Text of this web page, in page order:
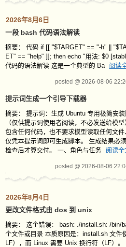
2026年8月6日
一段 bash 代码语法解读
摘要： 代码 if [[ "$TARGET" == "-h" ||
ET" == "help" ]]; then echo "用法: $0
代码的语法解读 这是一个典型的 Ba 阅读
posted @ 2026-08-06
提示词生成一个引导下载器
摘要： 提示词：生成 Ubuntu 专用极简安
（仅供提示词使用者阅读，不必发送给模
包含任何代码，也不要求模型读取任何文
仅凭本提示词即可生成脚本。 生成结果必
检查后才算交付。 一、角色与任务
阅读全
posted @ 2026-08-06
2026年8月4日
更改文件格式由 dos 到 unix
摘要： 这个错误： bash: ./install.sh: /bin/
个文件或目录 本质原因是：install.sh 文件
LF），而 Linux 需要 Unix 换行符（LF）。